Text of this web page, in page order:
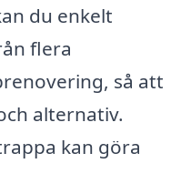
du enkelt
flera
så att
alternativ.
kan göra